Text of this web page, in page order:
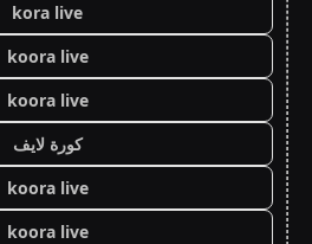
kora live
koora live
koora live
كورة لايف
koora live
koora live